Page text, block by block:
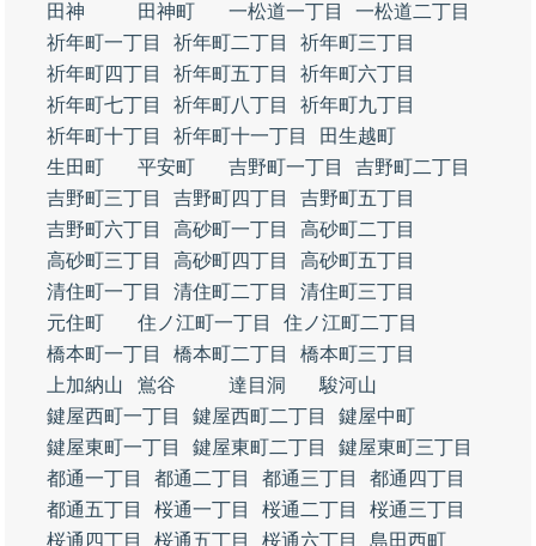
田神
田神町 一松道一丁目
一松道二丁目
祈年町一丁目
祈年町二丁目
祈年町三丁目
祈年町四丁目
祈年町五丁目
祈年町六丁目
祈年町七丁目
祈年町八丁目
祈年町九丁目
祈年町十丁目
祈年町十一丁目
田生越町
生田町
平安町 吉野町一丁目
吉野町二丁目
吉野町三丁目
吉野町四丁目
吉野町五丁目
吉野町六丁目
高砂町一丁目
高砂町二丁目
高砂町三丁目
高砂町四丁目
高砂町五丁目
清住町一丁目
清住町二丁目
清住町三丁目
元住町
住ノ江町一丁目
住ノ江町二丁目
橋本町一丁目
橋本町二丁目
橋本町三丁目
上加納山
鴬谷 達目洞
駿河山
鍵屋西町一丁目
鍵屋西町二丁目
鍵屋中町
鍵屋東町一丁目
鍵屋東町二丁目
鍵屋東町三丁目
都通一丁目
都通二丁目 都通三丁目
都通四丁目
都通五丁目
桜通一丁目 桜通二丁目
桜通三丁目
桜通四丁目
桜通五丁目 桜通六丁目
島田西町